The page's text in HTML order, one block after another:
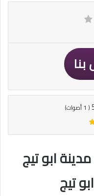
(
1أصوات)
ابو تيج
تيج